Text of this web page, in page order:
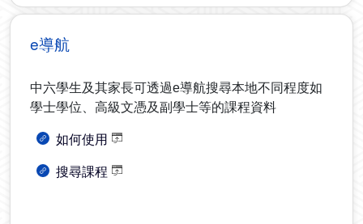
e導航
中六學生及其家長可透過e導航搜尋本地不同程度如
學士學位、高級文憑及副學士等的課程資料
如何使用
搜尋課程